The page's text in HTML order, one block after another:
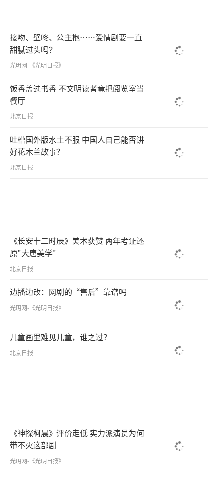
接吻、壁咚、公主抱……爱情剧要一直
甜腻过头吗？
光明网-《光明日报》
饭香盖过书香 不文明读者竟把阅览室当
餐厅
北京日报
吐槽国外版水土不服 中国人自己能否讲
好花木兰故事？
北京日报
《长安十二时辰》美术获赞 两年考证还
原"大唐美学"
北京日报
边播边改：网剧的“售后”靠谱吗
光明网-《光明日报》
儿童画里难见儿童，谁之过？
北京日报
《神探柯晨》评价走低 实力派演员为何
带不火这部剧
光明网-《光明日报》